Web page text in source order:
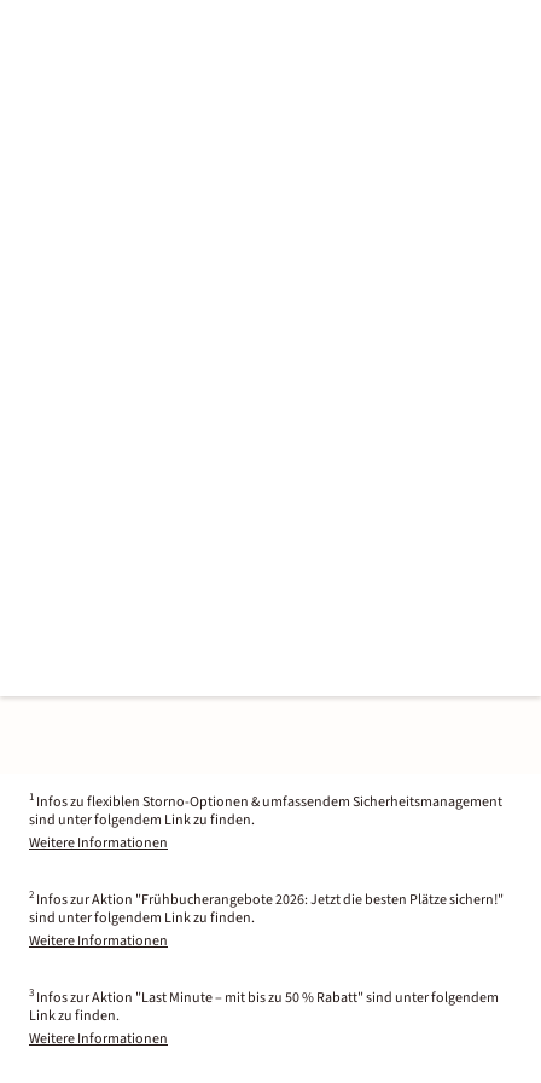
1 Infos zu flexiblen Storno-Optionen & umfassendem Sicherheitsmanagement
sind unter folgendem Link zu finden.
Weitere Informationen
2 Infos zur Aktion "Frühbucherangebote 2026: Jetzt die besten Plätze sichern!"
sind unter folgendem Link zu finden.
Weitere Informationen
3 Infos zur Aktion "Last Minute – mit bis zu 50 % Rabatt" sind unter folgendem
Link zu finden.
Weitere Informationen